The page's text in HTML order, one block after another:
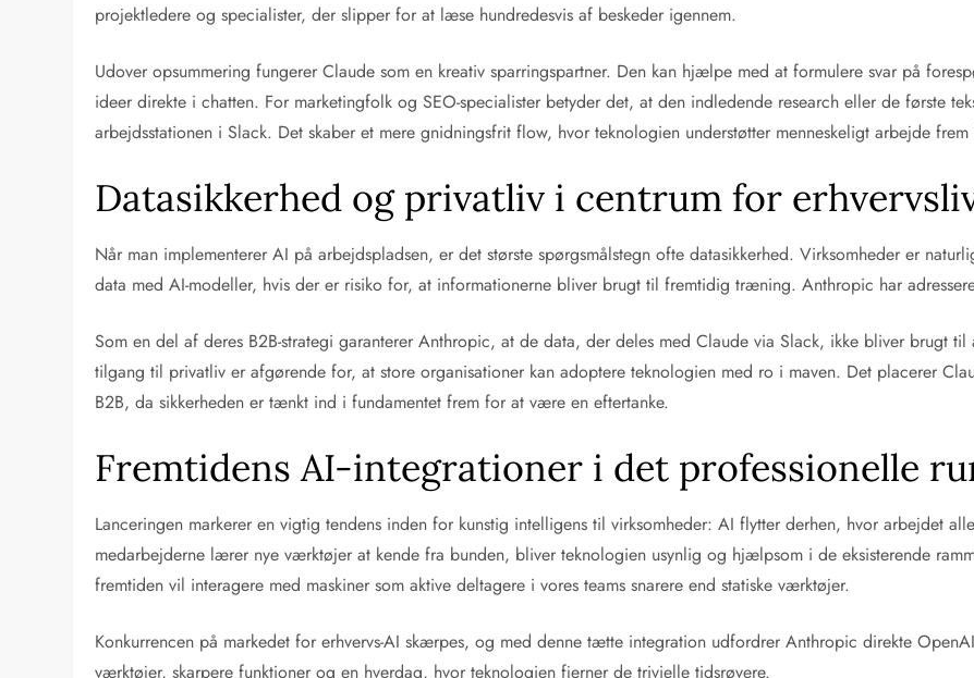
projektledere og specialister, der slipper for at læse hundredesvis af beskeder igennem.
Udover opsummering fungerer Claude som en kreativ sparringspartner. Den kan hjælpe med at formulere svar på
ideer direkte i chatten. For marketingfolk og SEO-specialister betyder det, at den indledende research eller de første
arbejdsstationen i Slack. Det skaber et mere gnidningsfrit flow, hvor teknologien understøtter menneskeligt arbejde
Datasikkerhed og privatliv i centrum for
Når man implementerer AI på arbejdspladsen, er det største spørgsmålstegn ofte datasikkerhed. Virksomheder er
data med AI-modeller, hvis der er risiko for, at informationerne bliver brugt til fremtidig træning. Anthropic har
Som en del af deres B2B-strategi garanterer Anthropic, at de data, der deles med Claude via Slack, ikke bliver brugt
tilgang til privatliv er afgørende for, at store organisationer kan adoptere teknologien med ro i maven. Det placerer
B2B, da sikkerheden er tænkt ind i fundamentet frem for at være en eftertanke.
Fremtidens AI-integrationer i det professionelle
Lanceringen markerer en vigtig tendens inden for kunstig intelligens til virksomheder: AI flytter derhen, hvor arbejdet
medarbejderne lærer nye værktøjer at kende fra bunden, bliver teknologien usynlig og hjælpsom i de eksisterende
fremtiden vil interagere med maskiner som aktive deltagere i vores teams snarere end statiske værktøjer.
Konkurrencen på markedet for erhvervs-AI skærpes, og med denne tætte integration udfordrer Anthropic direkte
værktøjer, skarpere funktioner og en hverdag, hvor teknologien fjerner de trivielle tidsrøvere.